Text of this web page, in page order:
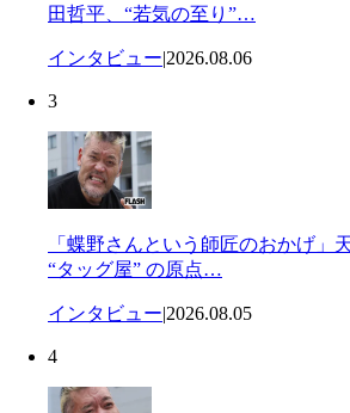
田哲平、“若気の至り”…
インタビュー|2026.08.06
3
「蝶野さんという師匠のおかげ」
“タッグ屋” の原点…
インタビュー|2026.08.05
4